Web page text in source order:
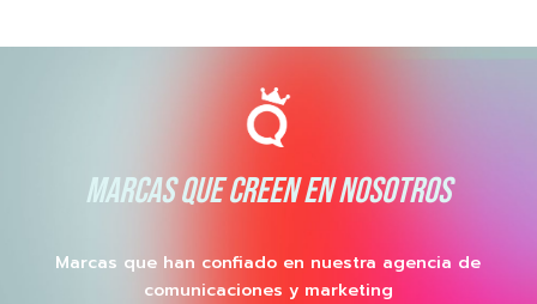
MARCAS QUE CREEN EN NOSOTROS
Marcas que han confiado en nuestra agencia de
comunicaciones y marketing